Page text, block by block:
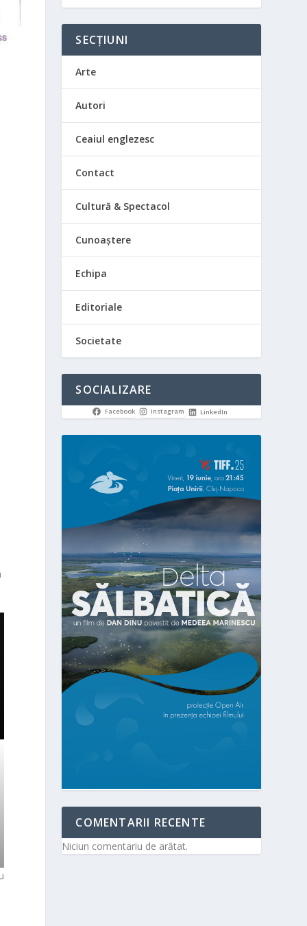
SECȚIUNI
Arte
Autori
Ceaiul englezesc
Contact
Cultură & Spectacol
Cunoaștere
Echipa
Editoriale
Societate
SOCIALIZARE
Facebook Instagram LinkedIn
COMENTARII RECENTE
Niciun comentariu de arătat.